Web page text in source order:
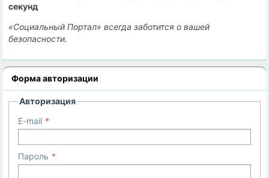
секунд
«Социальный Портал» всегда заботится о вашей
безопасности.
Форма авторизации
Авторизация
E-mail
Пароль